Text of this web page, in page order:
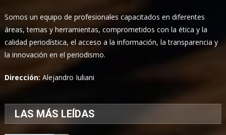
Somos un equipo de profesionales capacitados en diferentes
áreas, temas y herramientas, comprometidos con la ética y la
calidad periodística, el acceso a la información, la transparencia y
la innovación en el periodismo.
Dirección:Alejandro Iuliani
LAS MÁS LEÍDAS